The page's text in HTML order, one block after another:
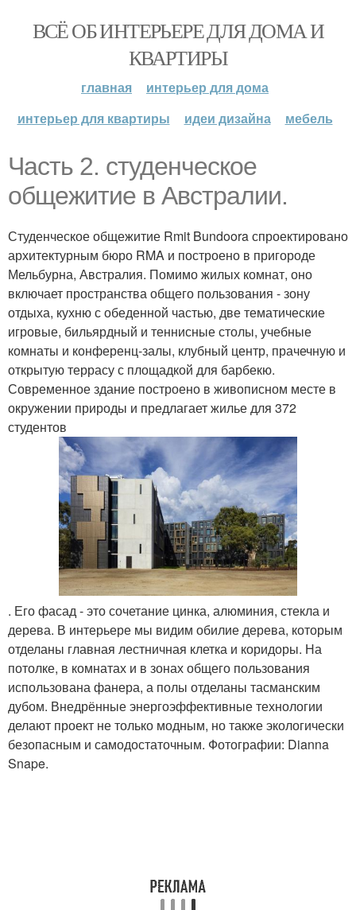
ВСЁ ОБ ИНТЕРЬЕРЕ ДЛЯ ДОМА И
КВАРТИРЫ
главная
интерьер для дома
интерьер для квартиры
идеи дизайна мебель
Часть 2. студенческое
общежитие в Австралии.
Студенческое общежитие Rmit Bundoora спроектировано
архитектурным бюро RMA и построено в пригороде
Мельбурна, Австралия. Помимо жилых комнат, оно
включает пространства общего пользования - зону
отдыха, кухню с обеденной частью, две тематические
игровые, бильярдный и теннисные столы, учебные
комнаты и конференц-залы, клубный центр, прачечную и
открытую террасу с площадкой для барбекю.
Современное здание построено в живописном месте в
окружении природы и предлагает жилье для 372
студентов
. Его фасад - это сочетание цинка, алюминия, стекла и
дерева. В интерьере мы видим обилие дерева, которым
отделаны главная лестничная клетка и коридоры. На
потолке, в комнатах и в зонах общего пользования
использована фанера, а полы отделаны тасманским
дубом. Внедрённые энергоэффективные технологии
делают проект не только модным, но также экологически
безопасным и самодостаточным. Фотографии: Dianna
Snape.